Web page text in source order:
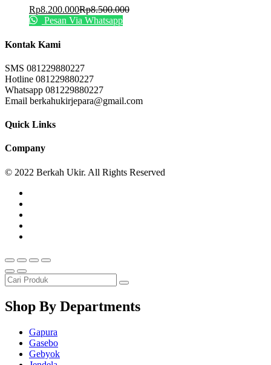
Rp8.200.000Rp8.500.000
Pesan Via Whatsapp
Kontak Kami
SMS 081229880227
Hotline 081229880227
Whatsapp 081229880227
Email berkahukirjepara@gmail.com
Quick Links
Company
© 2022 Berkah Ukir. All Rights Reserved
Shop By Departments
Gapura
Gasebo
Gebyok